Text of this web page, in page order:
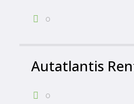
0
Autatlantis
0